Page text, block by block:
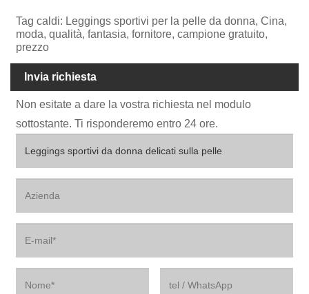
Tag caldi: Leggings sportivi per la pelle da donna, Cina,
moda, qualità, fantasia, fornitore, campione gratuito,
prezzo
Invia richiesta
Non esitate a dare la vostra richiesta nel modulo
sottostante. Ti risponderemo entro 24 ore.